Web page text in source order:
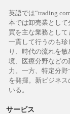
英語では“trading
本では卸売業とし
買を主な業務とし
一貫して行うのも
り、時代の流れを
境、医療分野など
力。一方、特定分
を発揮。新ビジネ
いる。
サービス